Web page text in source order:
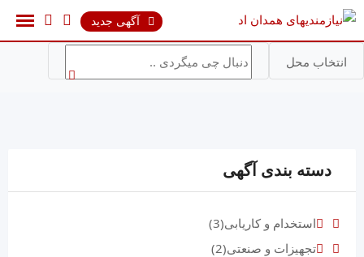
پرش
آگهی جدید
انتخاب محل
دسته بندی آگهی
استخدام و کاریابی(3)
تجهیزات و صنعتی(2)